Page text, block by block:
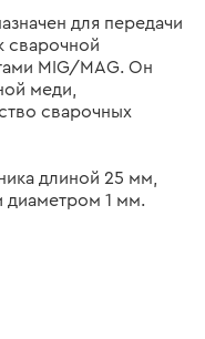
для передачи
сварочной
MIG/MAG. Он
меди,
сварочных
длиной 25 мм,
диаметром 1 мм.